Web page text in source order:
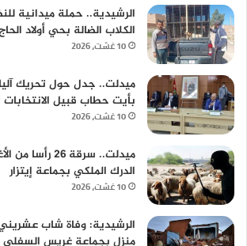
الرشيدية.. حملة ميدانية
الكلاب الضالة بحي أولاد
10 غشت، 2026
ميدلت.. جدل حول تحريك
بأيت حطاب قبيل الانتخابات
10 غشت، 2026
ميدلت.. سرقة 26
الدرك الملكي بجماعة إيتزار
10 غشت، 2026
الرشيدية: وفاة شاب
منزل بجماعة غريس السفلى